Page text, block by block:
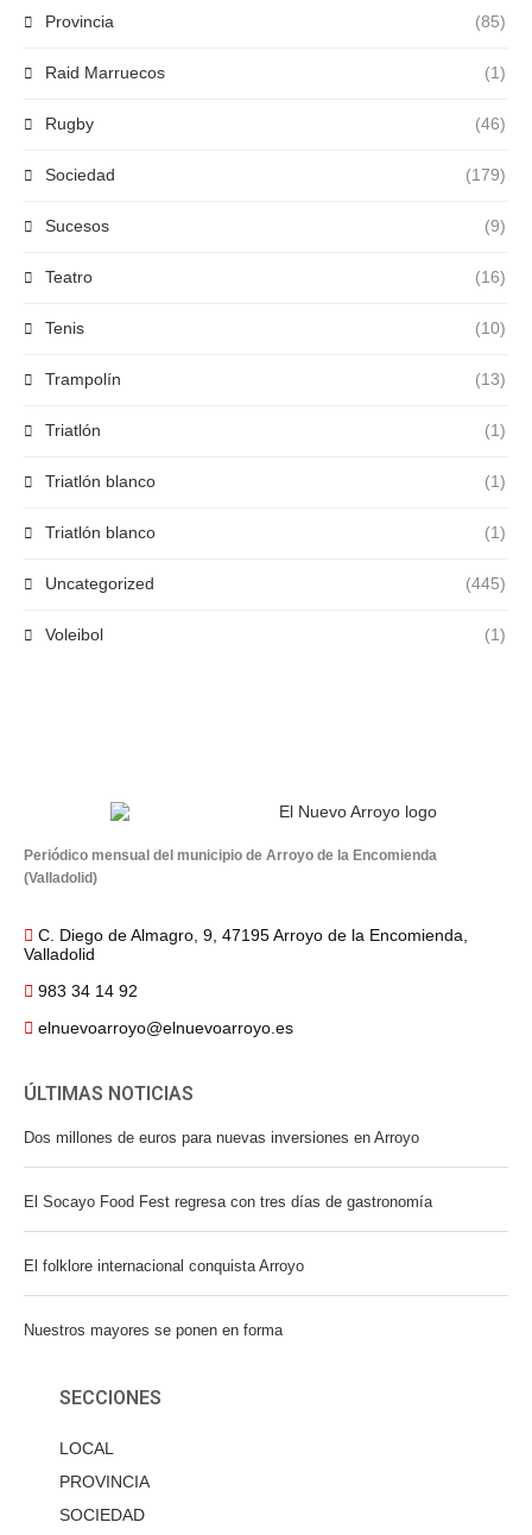
Provincia (85)
Raid Marruecos (1)
Rugby (46)
Sociedad (179)
Sucesos (9)
Teatro (16)
Tenis (10)
Trampolín (13)
Triatlón (1)
Triatlón blanco (1)
Triatlón blanco (1)
Uncategorized (445)
Voleibol (1)
Periódico mensual del municipio de Arroyo de la Encomienda
(Valladolid)
C. Diego de Almagro, 9, 47195 Arroyo de la Encomienda,
Valladolid
983 34 14 92
elnuevoarroyo@elnuevoarroyo.es
ÚLTIMAS NOTICIAS
Dos millones de euros para nuevas inversiones en Arroyo
El Socayo Food Fest regresa con tres días de gastronomía
El folklore internacional conquista Arroyo
Nuestros mayores se ponen en forma
SECCIONES
LOCAL
PROVINCIA
SOCIEDAD